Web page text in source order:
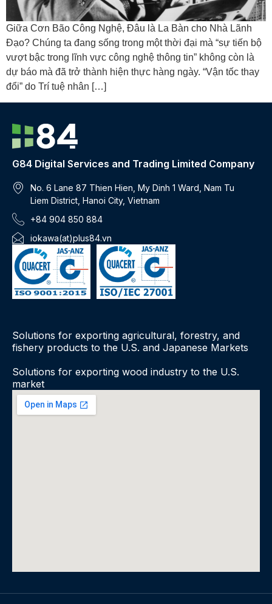
Giữa Cơn Bão Công Nghệ, Đâu là La Bàn cho Nhà Lãnh
Đạo? Chúng ta đang sống trong một thời đại mà “sự tiến bộ
vượt bậc trong lĩnh vực công nghệ thông tin” không còn là
dự báo mà đã trở thành hiện thực hàng ngày. “Vận tốc thay
đổi” do Trí tuệ nhân […]
G84 Digital Services and Trading Limited Company
No. 6 Lane 87 Thien Hien, My Dinh 1 Ward, Nam Tu
Liem District, Hanoi City, Vietnam
+84 904 850 884
iokawa(at)plus84.vn
Solutions for exporting agricultural, forestry, and
fishery products to the U.S. and Japanese Markets
Solutions for exporting wood industry to the U.S.
market